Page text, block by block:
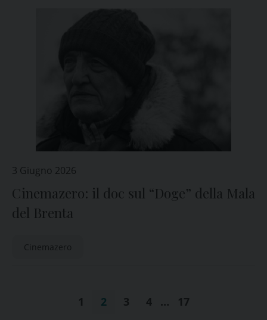
3 Giugno 2026
Cinemazero: il doc sul “Doge” della Mala
del Brenta
Cinemazero
1 2 3 4 …
17